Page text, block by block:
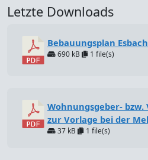
Letzte Downloads
Bebauungsplan
690 kB 1 file(s)
Wohnungsgeber-
zur Vorlage bei der
37 kB 1 file(s)